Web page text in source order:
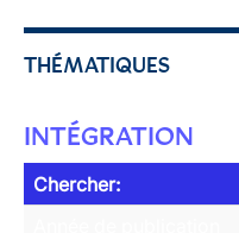
THÉMATIQUES
INTÉGRATION
Chercher: